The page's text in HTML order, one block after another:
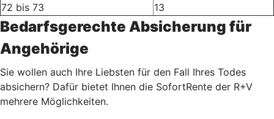
72 bis 73
13
Bedarfsgerechte Absicherung für
Angehörige
Sie wollen auch Ihre Liebsten für den Fall Ihres Todes
absichern? Dafür bietet Ihnen die SofortRente der R+V
mehrere Möglichkeiten.